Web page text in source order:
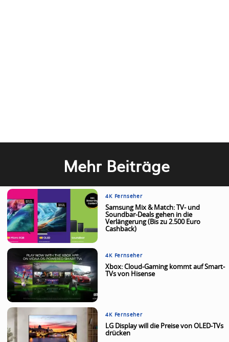
Mehr Beiträge
4K Fernseher
Samsung Mix & Match: TV- und
Soundbar-Deals gehen in die
Verlängerung (Bis zu 2.500 Euro
Cashback)
4K Fernseher
Xbox: Cloud-Gaming kommt auf Smart-
TVs von Hisense
4K Fernseher
LG Display will die Preise von OLED-TVs
drücken